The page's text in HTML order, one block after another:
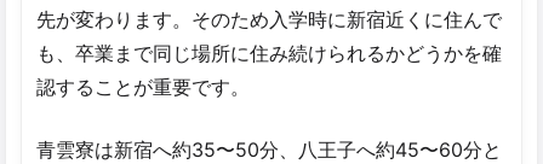
先が変わります。そのため入学時に新宿近くに住んで
も、卒業まで同じ場所に住み続けられるかどうかを確
認することが重要です。
青雲寮は新宿へ約35〜50分、八王子へ約45〜60分と